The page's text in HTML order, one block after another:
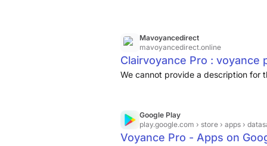
Mavoyancedirect
mavoyancedirect.online
Clairvoyance Pro : voyance
We cannot provide a description for
Google Play
play.google.com › store › apps ›
Voyance Pro - Apps on